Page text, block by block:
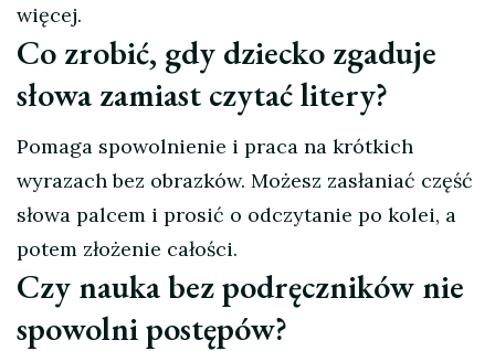
więcej.
Co zrobić, gdy dziecko zgaduje
słowa zamiast czytać litery?
Pomaga spowolnienie i praca na krótkich
wyrazach bez obrazków. Możesz zasłaniać część
słowa palcem i prosić o odczytanie po kolei, a
potem złożenie całości.
Czy nauka bez podręczników nie
spowolni postępów?